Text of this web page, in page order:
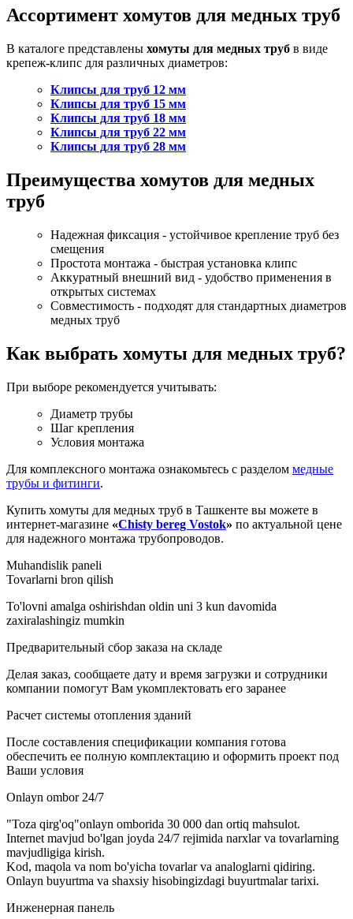
Ассортимент хомутов для медных труб
В каталоге представлены хомуты для медных труб в виде
крепеж-клипс для различных диаметров:
Клипсы для труб 12 мм
Клипсы для труб 15 мм
Клипсы для труб 18 мм
Клипсы для труб 22 мм
Клипсы для труб 28 мм
Преимущества хомутов для медных
труб
Надежная фиксация - устойчивое крепление труб без
смещения
Простота монтажа - быстрая установка клипс
Аккуратный внешний вид - удобство применения в
открытых системах
Совместимость - подходят для стандартных диаметров
медных труб
Как выбрать хомуты для медных труб?
При выборе рекомендуется учитывать:
Диаметр трубы
Шаг крепления
Условия монтажа
Для комплексного монтажа ознакомьтесь с разделом медные
трубы и фитинги.
Купить хомуты для медных труб в Ташкенте вы можете в
интернет-магазине «Chisty bereg Vostok» по актуальной цене
для надежного монтажа трубопроводов.
Muhandislik paneli
Tovarlarni bron qilish
To'lovni amalga oshirishdan oldin uni 3 kun davomida
zaxiralashingiz mumkin
Предварительный сбор заказа на складе
Делая заказ, сообщаете дату и время загрузки и сотрудники
компании помогут Вам укомплектовать его заранее
Расчет системы отопления зданий
После составления спецификации компания готова
обеспечить ее полную комплектацию и оформить проект под
Ваши условия
Onlayn ombor 24/7
"Toza qirg'oq"onlayn omborida 30 000 dan ortiq mahsulot.
Internet mavjud bo'lgan joyda 24/7 rejimida narxlar va tovarlarning
mavjudligiga kirish.
Kod, maqola va nom bo'yicha tovarlar va analoglarni qidiring.
Onlayn buyurtma va shaxsiy hisobingizdagi buyurtmalar tarixi.
Инженерная панель